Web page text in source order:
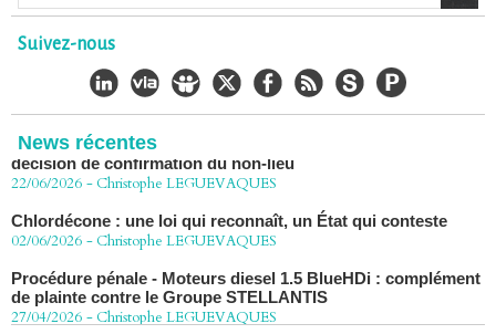
Suivez-nous
News récentes
Chlordécone : un non-lieu confirmé, la bataille se déplace
-Christophe LEGUEVAQUES
CHLORDÉCONE Déclaration de Me Christophe
LÈGUEVAQUES (CLE), avocat de parties civiles, après la
décision de confirmation du non-lieu
22/06/2026 -Christophe LEGUEVAQUES
Chlordécone : une loi qui reconnaît, un État qui conteste
02/06/2026 -Christophe LEGUEVAQUES
Procédure pénale - Moteurs diesel 1.5 BlueHDi : complément
de plainte contre le Groupe STELLANTIS
27/04/2026 -Christophe LEGUEVAQUES